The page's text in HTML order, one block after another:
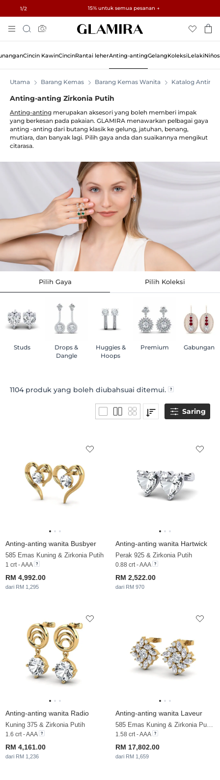
1/2 15% untuk semua pesanan →
✓ Pemulangan dalam 60 Hari ✓ Penyesuaian Saiz Percuma
To
Content
Cari
Cincin KawinCincinRantai leherAnting-antingGelangKoleksiLelakiNiños
Utama Barang Kemas Barang Kemas Wanita Katalog
Anting-anting Zirkonia Putih
Anting-anting merupakan aksesori yang boleh memberi impak
yang berkesan pada pakaian. GLAMIRA menawarkan pelbagai gaya
anting -anting dari butang klasik ke gelung, jatuhan, benang,
mutiara, dan banyak lagi. Pilih gaya anda dan suaikannya mengikut
citarasa.
Pilih Gaya
Studs
Drops &
Dangle
Huggies &
Hoops
Premium Gabungan
Pilih Koleksi
1104produk yang boleh diubahsuai ditemui.
Saring
Anting-anting wanita Busbyer
585 Emas Kuning & Zirkonia Putih
1 crt - AAA
RM 4,992.00
dari RM 1,295
Anting-anting wanita Hartwick
Perak 925 & Zirkonia Putih
0.88 crt - AAA
RM 2,522.00
dari RM 970
Anting-anting wanita Radio
Kuning 375 & Zirkonia Putih
1.6 crt - AAA
RM 4,161.00
dari RM 1,236
Anting-anting wanita Laveur
585 Emas Kuning & Zirkonia Putih & Berlian
1.58 crt - AAA
RM 17,802.00
dari RM 1,659